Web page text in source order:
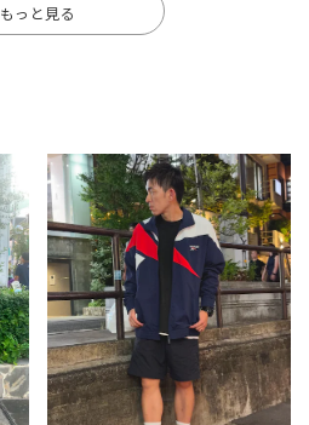
もっと見る